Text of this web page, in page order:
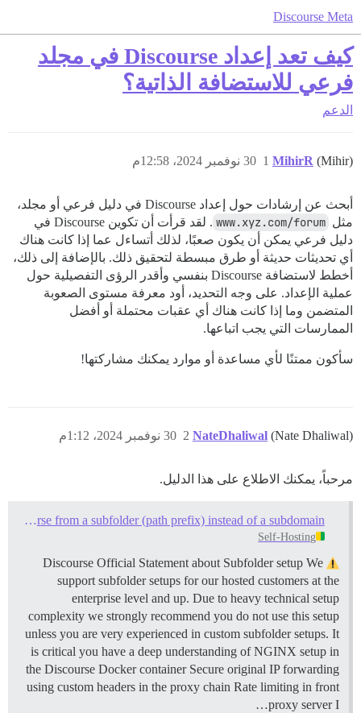
Discourse Meta
كيف تعد إعداد Discourse في مجلد
فرعي للاستضافة الذاتية؟
الدعم
MihirR (Mihir) 30 نوفمبر 2024، 12:58م 1
أبحث عن إرشادات حول إعداد Discourse في دليل فرعي أو مجلد،
مثل www.xyz.com/forum
. لقد قرأت أن تكوين Discourse في
دليل فرعي يمكن أن يكون صعبًا، لذلك أتساءل عما إذا كانت هناك
أي تحديثات حديثة أو طرق مبسطة لتحقيق ذلك. بالإضافة إلى ذلك،
أخطط لاستضافة Discourse بنفسي وأقدر الرؤى التفصيلية حول
عملية الإعداد. على وجه التحديد، أود معرفة مستوى الصعوبة
المتضمن وما إذا كانت هناك أي عقبات محتملة أو أفضل
الممارسات التي يجب اتباعها.
سأكون ممتنًا لأي مساعدة أو موارد يمكنك مشاركتها!
NateDhaliwal (Nate Dhaliwal) 30 نوفمبر 2024، 1:12م 2
مرحباً، يمكنك الاطلاع على هذا الدليل.
Serve Discourse from a subfolder (path prefix) instead of a subdomain
Self-Hosting
Discourse Official Statement about Subfolder setup We
support subfolder setups for our hosted customers at the
enterprise level and up. Due to heavy technical setup
complexity we strongly recommend you do not use this setup
unless you are very experienced in custom subfolder setups. It
is critical you have a deep understanding of NGINX setup in
the Discourse Docker container Secure original IP forwarding
using custom headers in the proxy chain Rate limiting in front
proxy server I…